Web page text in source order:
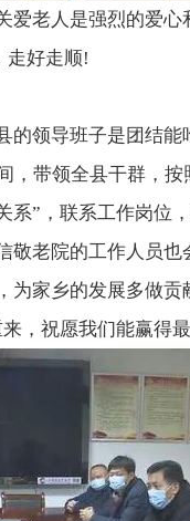
爱老人是强烈的爱
走好走顺!
的领导班子是团结能
，带领全县干群，按
系”，联系工作岗位
敬老院的工作人员也
为家乡的发展多做贡
，祝愿我们能赢得最